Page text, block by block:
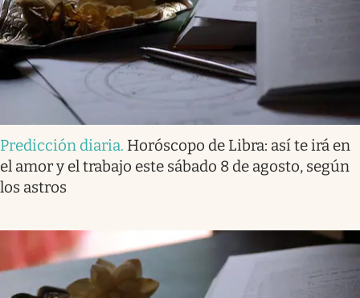
Predicción diaria. Horóscopo de Libra: así te irá en
el amor y el trabajo este sábado 8 de agosto, según
los astros